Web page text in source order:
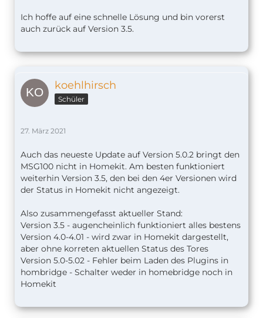
Ich hoffe auf eine schnelle Lösung und bin vorerst
auch zurück auf Version 3.5.
koehlhirsch
Schüler
27. März 2021
Auch das neueste Update auf Version 5.0.2 bringt den
MSG100 nicht in Homekit. Am besten funktioniert
weiterhin Version 3.5, den bei den 4er Versionen wird
der Status in Homekit nicht angezeigt.
Also zusammengefasst aktueller Stand:
Version 3.5 - augencheinlich funktioniert alles bestens
Version 4.0-4.01 - wird zwar in Homekit dargestellt,
aber ohne korreten aktuellen Status des Tores
Version 5.0-5.02 - Fehler beim Laden des Plugins in
hombridge - Schalter weder in homebridge noch in
Homekit